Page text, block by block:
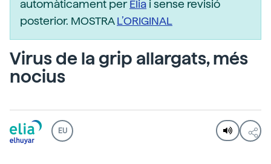
automàticament perElia i sense revisió
posterior. MOSTRAL’ORIGINAL
Virus de la grip allargats, més
nocius
EU